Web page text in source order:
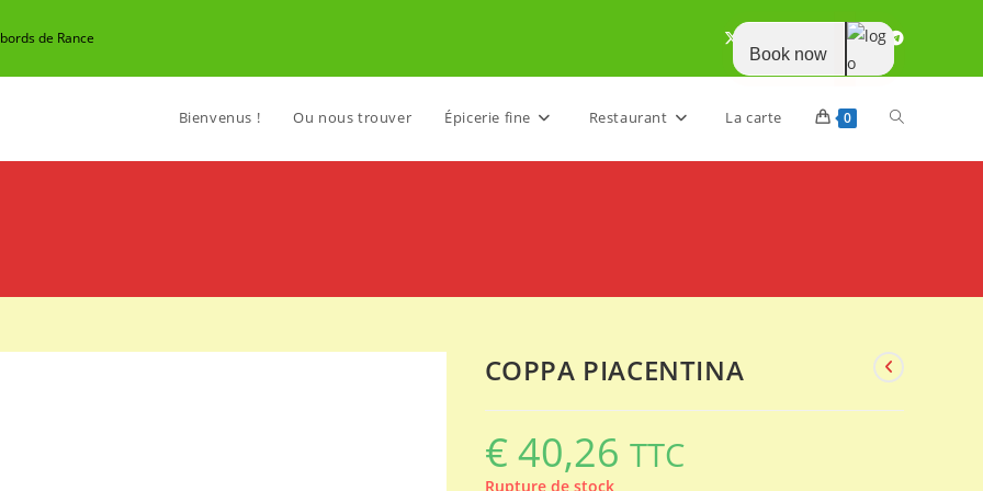
de Rance
Bienvenus ! Ou nous trouver Épicerie fine Restaurant La carte 0 Toggle
COPPA PIACENTINA
€ 40,26 TTC
Rupture de stock
Book now